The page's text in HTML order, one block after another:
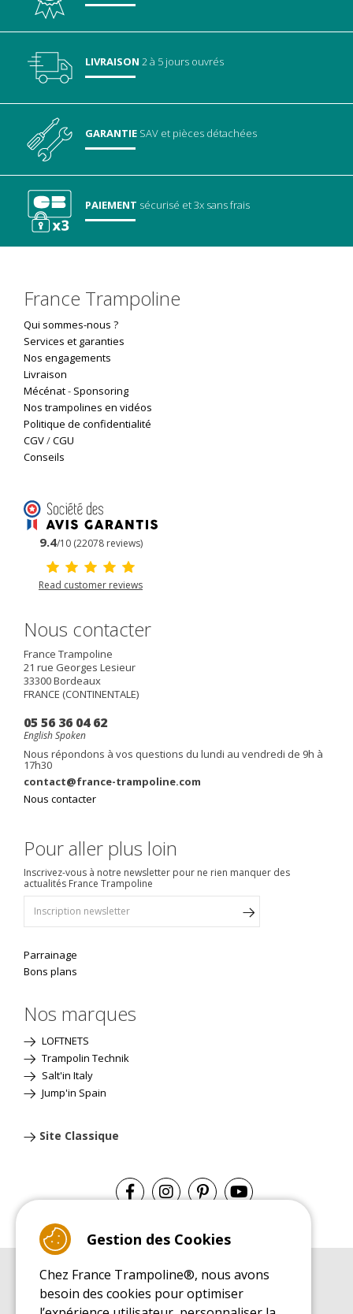
LIVRAISON 2 à 5 jours ouvrés
GARANTIE SAV et pièces détachées
PAIEMENT sécurisé et 3x sans frais
France Trampoline
Qui sommes-nous ?
Services et garanties
Nos engagements
Livraison
Mécénat- Sponsoring
Nos trampolines en vidéos
Politique de confidentialité
CGV/CGU
Conseils
9.4/10 (22078 reviews)
Read customer reviews
Nous contacter
France Trampoline
21 rue Georges Lesieur
33300Bordeaux
FRANCE (CONTINENTALE)
05 56 36 04 62
English Spoken
Nous répondons à vos questions du lundi au vendredi de 9h à
17h30
contact@france-trampoline.com
Nous contacter
Pour aller plus loin
Inscrivez-vous à notre newsletter pour ne rien manquer des
actualités France Trampoline
Parrainage
Bons plans
Nos marques
LOFTNETS
Trampolin Technik
Salt'in Italy
Jump'in Spain
Site Classique
Guide d'achat pour les trampolines de loisirs
Gestion des Cookies
Chez France Trampoline®, nous avons
besoin des cookies pour optimiser